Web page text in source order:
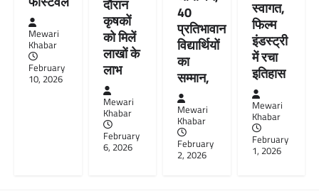
Mewari
Khabar
February
10, 2026
दौरान
कृषकों
को मिलें
लाखों के
लाभ
Mewari
Khabar
February
6, 2026
40
प्रतिभावान
विद्यार्थियों
का
सम्मान,
Mewari
Khabar
February
2, 2026
स्वागत,
फिल्म
इंडस्ट्री
में रचा
इतिहास
Mewari
Khabar
February
1, 2026